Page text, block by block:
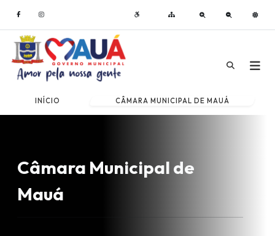
INÍCIO CÂMARA MUNICIPAL DE MAUÁ
Câmara Municipal de
Mauá